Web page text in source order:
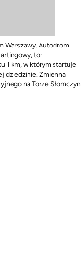
Warszawy. Autodrom
tor
1 km, w którym startuje
dziedzinie. Zmienna
na Torze Słomczyn